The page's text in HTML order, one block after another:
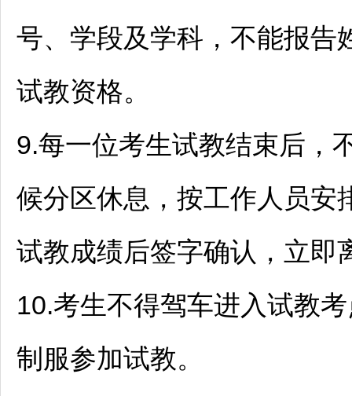
号、学段及学科，不能报告
试教资格。
9.每一位考生试教结束后，
候分区休息，按工作人员安
试教成绩后签字确认，立即
10.考生不得驾车进入试教
制服参加试教。